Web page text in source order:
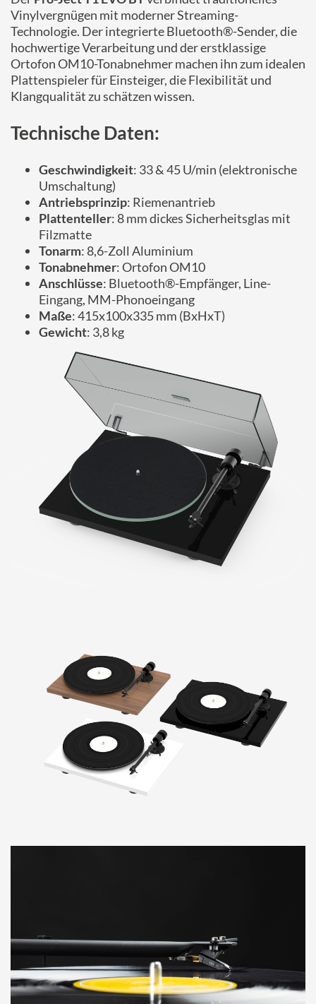
Vinylvergnügen mit moderner Streaming-
Technologie. Der integrierte Bluetooth®-Sender, die
hochwertige Verarbeitung und der erstklassige
Ortofon OM10-Tonabnehmer machen ihn zum idealen
Plattenspieler für Einsteiger, die Flexibilität und
Klangqualität zu schätzen wissen.
Technische Daten:
Geschwindigkeit: 33 & 45 U/min (elektronische
Umschaltung)
Antriebsprinzip: Riemenantrieb
Plattenteller: 8 mm dickes Sicherheitsglas mit
Filzmatte
Tonarm: 8,6-Zoll Aluminium
Tonabnehmer: Ortofon OM10
Anschlüsse: Bluetooth®-Empfänger, Line-
Eingang, MM-Phonoeingang
Maße: 415x100x335 mm (BxHxT)
Gewicht: 3,8 kg